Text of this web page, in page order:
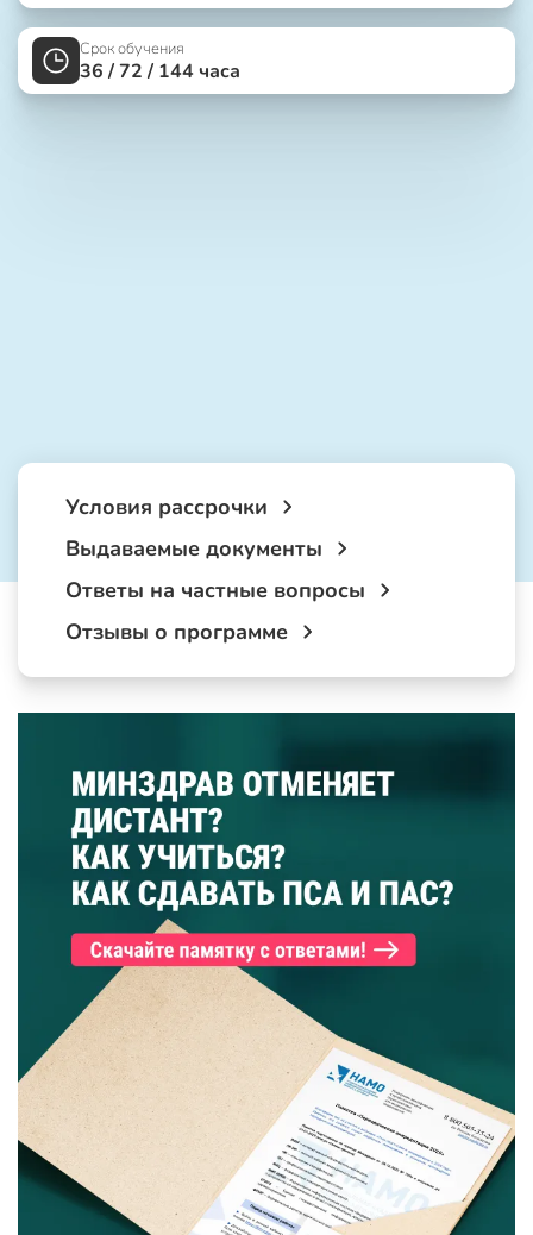
Срок обучения
36 / 72 / 144 часа
Условия рассрочки
Выдаваемые документы
Ответы на частные вопросы
Отзывы о программе